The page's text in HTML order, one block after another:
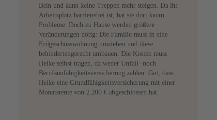
Bein und kann keine Treppen mehr steigen. Da ihr
Arbeitsplatz barrierefrei ist, hat sie dort kaum
Probleme. Doch zu Hause werden größere
Veränderungen nötig: Die Familie muss in eine
Erdgeschosswohnung umziehen und diese
behindertengerecht umbauen. Die Kosten muss
Heike selbst tragen, da weder Unfall- noch
Berufsunfähigkeitsversicherung zahlen. Gut, dass
Heike eine Grundfähigkeitsversicherung mit einer
Monatsrente von 2.200 € abgeschlossen hat.